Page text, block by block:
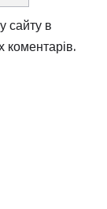
сайту в
коментарів.